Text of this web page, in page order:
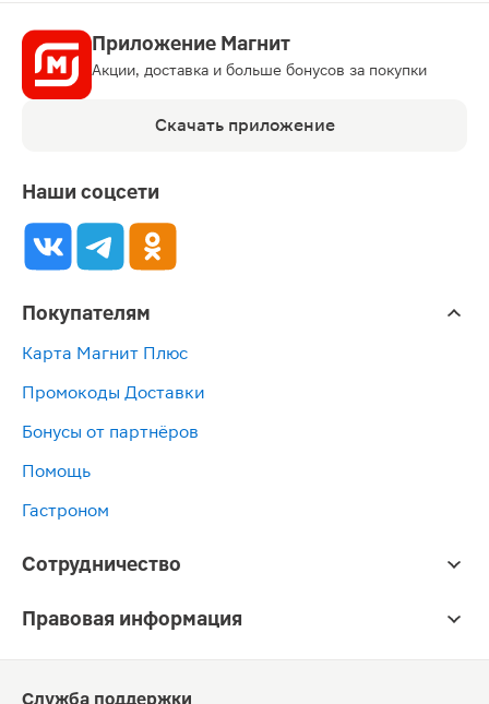
Приложение Магнит
Акции, доставка и больше бонусов за покупки
Скачать приложение
Наши соцсети
Покупателям
Карта Магнит Плюс
Промокоды Доставки
Бонусы от партнёров
Помощь
Гастроном
Сотрудничество
Правовая информация
Служба поддержки